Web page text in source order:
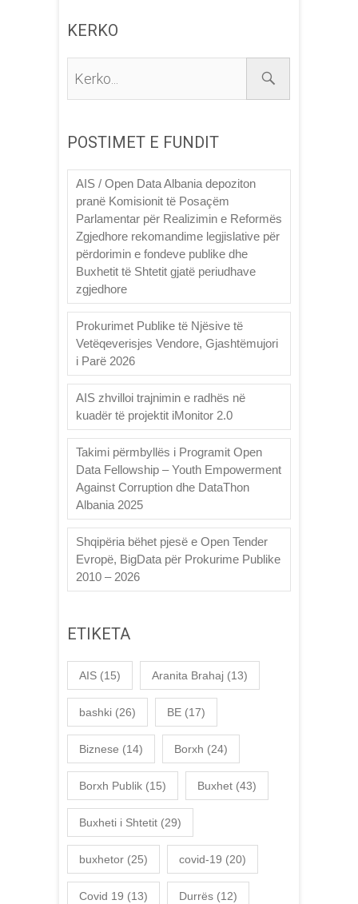
KERKO
POSTIMET E FUNDIT
AIS / Open Data Albania depoziton
pranë Komisionit të Posaçëm
Parlamentar për Realizimin e Reformës
Zgjedhore rekomandime legjislative për
përdorimin e fondeve publike dhe
Buxhetit të Shtetit gjatë periudhave
zgjedhore
Prokurimet Publike të Njësive të
Vetëqeverisjes Vendore, Gjashtëmujori
i Parë 2026
AIS zhvilloi trajnimin e radhës në
kuadër të projektit iMonitor 2.0
Takimi përmbyllës i Programit Open
Data Fellowship – Youth Empowerment
Against Corruption dhe DataThon
Albania 2025
Shqipëria bëhet pjesë e Open Tender
Evropë, BigData për Prokurime Publike
2010 – 2026
ETIKETA
AIS (15) Aranita Brahaj (13)
bashki (26) BE (17)
Biznese (14) Borxh (24)
Borxh Publik (15) Buxhet (43)
Buxheti i Shtetit (29)
buxhetor (25) covid-19 (20)
Covid 19 (13) Durrës (12)